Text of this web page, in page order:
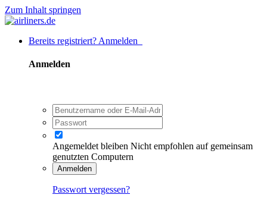
Zum Inhalt springen
Bereits registriert? Anmelden
Anmelden
Angemeldet bleiben Nicht empfohlen auf gemeinsam
genutzten Computern
Anmelden
Passwort vergessen?